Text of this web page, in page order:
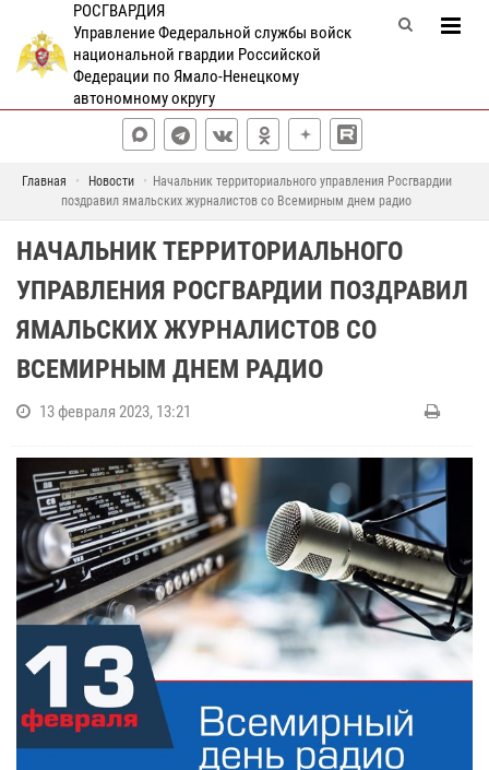
РОСГВАРДИЯ
Управление Федеральной службы войск
национальной гвардии Российской
Федерации по Ямало-Ненецкому
автономному округу
Главная Новости
Начальник территориального управления Росгвардии
поздравил ямальских журналистов со Всемирным днем радио
НАЧАЛЬНИК ТЕРРИТОРИАЛЬНОГО
УПРАВЛЕНИЯ РОСГВАРДИИ ПОЗДРАВИЛ
ЯМАЛЬСКИХ ЖУРНАЛИСТОВ СО
ВСЕМИРНЫМ ДНЕМ РАДИО
13 февраля 2023, 13:21